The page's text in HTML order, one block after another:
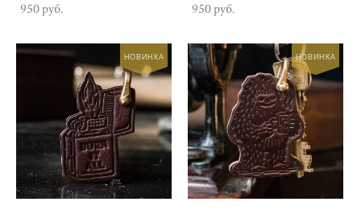
950 pуб.
950 pуб.
НОВИНКА НОВИНКА